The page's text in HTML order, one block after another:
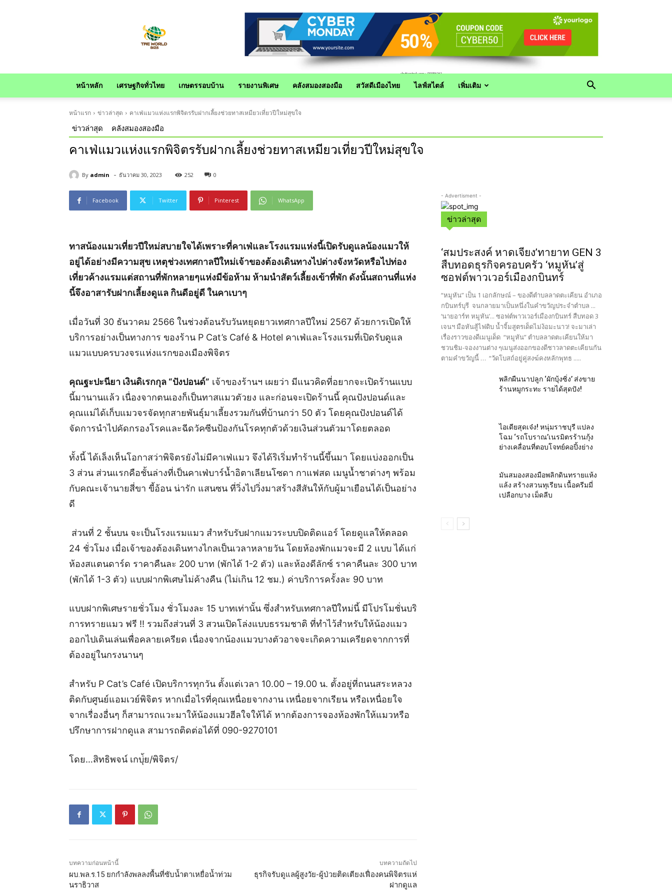
หน้าหลัก เศรษฐกิจทั่วไทย เกษตรรอบบ้าน รายงานพิเศษ คลังสมองสองมือ สวัสดีเมืองไทย ไลฟ์สไตล์ เพิ่มเติม
หน้าแรก ข่าวล่าสุด คาเฟ่แมวแห่งแรกพิจิตรรับฝากเลี้ยงช่วยทาสเหมียวเที่ยวปีใหม่สุขใจ
ข่าวล่าสุด คลังสมองสองมือ
คาเฟ่แมวแห่งแรกพิจิตรรับฝากเลี้ยงช่วยทาสเหมียวเที่ยวปีใหม่สุขใจ
By admin - ธันวาคม 30, 2023 252 0
Facebook Twitter Pinterest WhatsApp
ทาสน้องแมวเที่ยวปีใหม่สบายใจได้เพราะที่คาเฟ่และโรงแรมแห่งนี้เปิดรับดูแลน้องแมวให้
อยู่ได้อย่างมีความสุข เหตุช่วงเทศกาลปีใหม่เจ้าของต้องเดินทางไปต่างจังหวัดหรือไปท่อง
เที่ยวค้างแรมแต่สถานที่พักหลายๆแห่งมีข้อห้าม ห้ามนำสัตว์เลี้ยงเข้าที่พัก ดังนั้นสถานที่แห่ง
นี้จึงอาสารับฝากเลี้ยงดูแล กินดีอยู่ดี ในคาเบาๆ
เมื่อวันที่ 30 ธันวาคม 2566 ในช่วงต้อนรับวันหยุดยาวเทศกาลปีใหม่ 2567 ด้วยการเปิดให้
บริการอย่างเป็นทางการ ของร้าน P Cat’s Café & Hotel คาเฟ่และโรงแรมที่เปิดรับดูแล
แมวแบบครบวงจรแห่งแรกของเมืองพิจิตร
คุณฐะปะนียา เงินดิเรกกุล “ปังปอนด์” เจ้าของร้านฯ เผยว่า มีแนวคิดที่อยากจะเปิดร้านแบบ
นี้มานานแล้ว เนื่องจากตนเองก็เป็นทาสแมวตัวยง และก่อนจะเปิดร้านนี้ คุณปังปอนด์และ
คุณแม่ได้เก็บแมวจรจัดทุกสายพันธุ์มาเลี้ยงรวมกันที่บ้านกว่า 50 ตัว โดยคุณปังปอนด์ได้
จัดการนำไปคัดกรองโรคและฉีดวัคซีนป้องกันโรคทุกตัวด้วยเงินส่วนตัวมาโดยตลอด
ทั้งนี้ ได้เล็งเห็นโอกาสว่าพิจิตรยังไม่มีคาเฟ่แมว จึงได้ริเริ่มทำร้านนี้ขึ้นมา โดยแบ่งออกเป็น
3 ส่วน ส่วนแรกคือชั้นล่างที่เป็นคาเฟ่บาร์น้ำอิตาเลียนโซดา กาแฟสด เมนูน้ำชาต่างๆ พร้อม
กับคณะเจ้านายสี่ขา ขี้อ้อน น่ารัก แสนซน ที่วิ่งไปวิ่งมาสร้างสีสันให้กับผู้มาเยือนได้เป็นอย่าง
ดี
ส่วนที่ 2 ชั้นบน จะเป็นโรงแรมแมว สำหรับรับฝากแมวระบบปิดติดแอร์ โดยดูแลให้ตลอด
24 ชั่วโมง เมื่อเจ้าของต้องเดินทางไกลเป็นเวลาหลายวัน โดยห้องพักแมวจะมี 2 แบบ ได้แก่
ห้องสแตนดาร์ด ราคาคืนละ 200 บาท (พักได้ 1-2 ตัว) และห้องดีลักซ์ ราคาคืนละ 300 บาท
(พักได้ 1-3 ตัว) แบบฝากพิเศษไม่ค้างคืน (ไม่เกิน 12 ชม.) ค่าบริการครั้งละ 90 บาท
แบบฝากพิเศษรายชั่วโมง ชั่วโมงละ 15 บาทเท่านั้น ซึ่งสำหรับเทศกาลปีใหม่นี้ มีโปรโมชั่นบริ
การทรายแมว ฟรี !! รวมถึงส่วนที่ 3 สวนเปิดโล่งแบบธรรมชาติ ที่ทำไว้สำหรับให้น้องแมว
ออกไปเดินเล่นเพื่อคลายเครียด เนื่องจากน้องแมวบางตัวอาจจะเกิดความเครียดจากการที่
ต้องอยู่ในกรงนานๆ
สำหรับ P Cat’s Café เปิดบริการทุกวัน ตั้งแต่เวลา 10.00 – 19.00 น. ตั้งอยู่ที่ถนนสระหลวง
ติดกับศูนย์แอมเวย์พิจิตร หากเมื่อไรที่คุณเหนื่อยจากงาน เหนื่อยจากเรียน หรือเหนื่อยใจ
จากเรื่องอื่นๆ ก็สามารถแวะมาให้น้องแมวฮีลใจให้ได้ หากต้องการจองห้องพักให้แมวหรือ
ปรึกษาการฝากดูแล สามารถติดต่อได้ที่ 090-9270101
โดย…สิทธิพจน์ เกบุ่้ย/พิจิตร/
บทความก่อนหน้านี้
ผบ.พล.ร.15 ยกกำลังพลลงพื้นที่ซับน้ำตาเหยื่อน้ำท่วม
นราธิวาส
บทความถัดไป
ธุรกิจรับดูแลผู้สูงวัย-ผู้ป่วยติดเตียงเฟื่องคนพิจิตรแห่
ฝากดูแล
- Advertisment -
ข่าวล่าสุด
‘สมประสงค์ หาดเจียง’ทายาท GEN 3
สืบทอดธุรกิจครอบครัว ‘หมูหัน’สู่
ซอฟต์พาวเวอร์เมืองกบินทร์
“หมูหัน” เป็น 1 เอกลักษณ์ – ของดีตำบลลาดตะเคียน อำเภอ
กบินทร์บุรี จนกลายมาเป็นหนึ่งในคำขวัญประจำตำบล ...
‘นายอาร์ท หมูหัน’... ซอฟต์พาวเวอร์เมืองกบินทร์ สืบทอด 3
เจนฯ มือหันสู้ไฟดิบ น้ำจิ้มสูตรเด็ดไม่ง้อมะนาว! จะมาเล่า
เรื่องราวของดีเมนูเด็ด “หมูหัน” ตำบลลาดตะเคียนให้มา
ชวนชิม-จองงานต่าง ๆเมนูส่งออกของดีชาวลาดตะเคียนกัน
ตามคำขวัญนี้ … “วัดโบสถ์อยู่คู่สงฆ์คงหลักพุทธ .....
พลิกผืนนาปลูก ‘ผักบุ้งซิ่ง’ ส่งขาย
ร้านหมูกระทะ รายได้สุดปัง!
ไอเดียสุดเจ๋ง! หนุ่มราชบุรี แปลง
โฉม ‘รถโบราณ’เนรมิตรร้านกุ้ง
ย่างเคลื่อนที่ตอบโจทย์คอปิ้งย่าง
มันสมองสองมือพลิกดินทรายแห้ง
แล้ง สร้างสวนทุเรียน เนื้อครีมมี่
เปลือกบาง เม็ดลีบ